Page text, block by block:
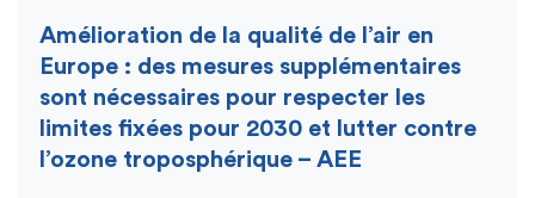
Amélioration de la qualité de l’air en
Europe : des mesures supplémentaires
sont nécessaires pour respecter les
limites fixées pour 2030 et lutter contre
l’ozone troposphérique – AEE